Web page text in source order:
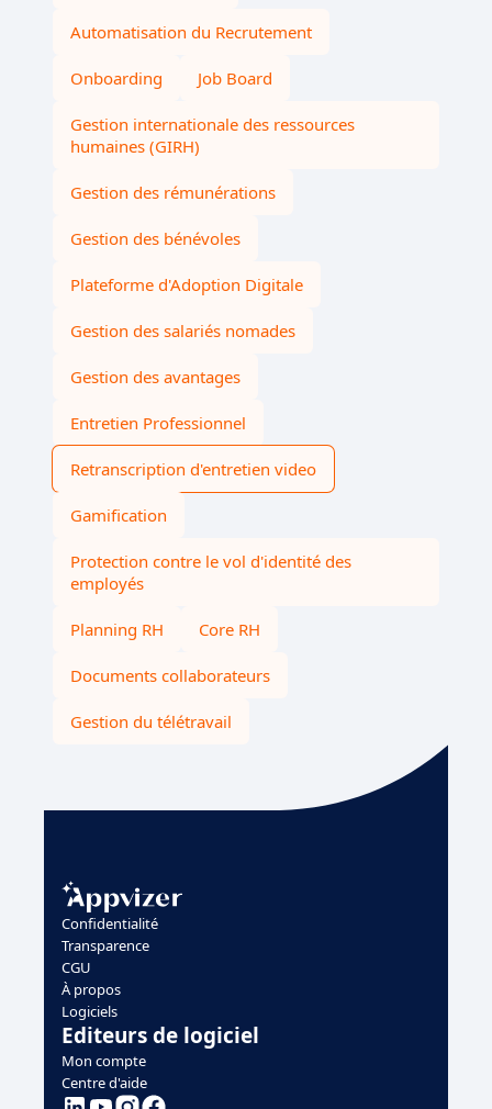
Automatisation du Recrutement
Onboarding Job Board
Gestion internationale des ressources
humaines (GIRH)
Gestion des rémunérations
Gestion des bénévoles
Plateforme d'Adoption Digitale
Gestion des salariés nomades
Gestion des avantages
Entretien Professionnel
Retranscription d'entretien video
Gamification
Protection contre le vol d'identité des
employés
Planning RH Core RH
Documents collaborateurs
Gestion du télétravail
Confidentialité
Transparence
CGU
À propos
Logiciels
Editeurs de logiciel
Mon compte
Centre d'aide